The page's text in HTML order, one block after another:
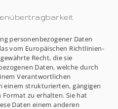
personenbezogener Daten
vom Europäischen Richtlinien-
Recht, die sie
Daten, welche durch
Verantwortlichen
einem strukturierten, gängigen
zu erhalten. Sie hat
Daten einem anderen